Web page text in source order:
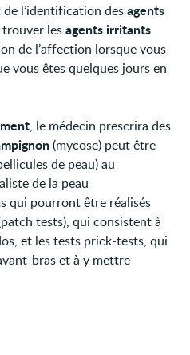
de l’identification desagents
trouver lesagents irritants
de l’affection lorsque vous
vous êtes quelques jours en
, le médecin prescrira des
(mycose) peut être
de peau) au
de la peau
qui pourront être réalisés
tests), qui consistent à
et les tests prick-tests, qui
bras et à y mettre